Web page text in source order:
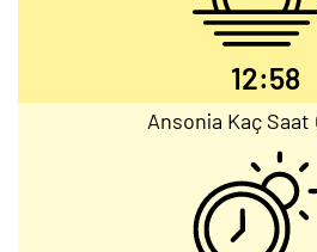
12:58
Ansonia Kaç Saat